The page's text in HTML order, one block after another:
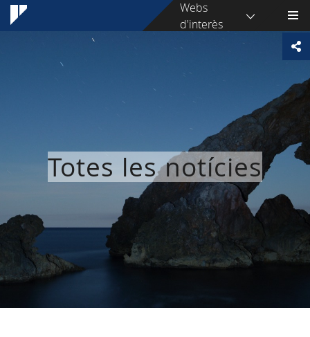
Webs
d'interès
Totes les notícies